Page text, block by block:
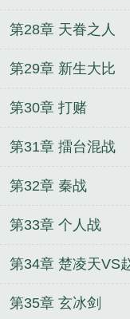
第28章 天眷之人
第29章 新生大比
第30章 打赌
第31章 擂台混战
第32章 秦战
第33章 个人战
第34章 楚凌天VS
第35章 玄冰剑